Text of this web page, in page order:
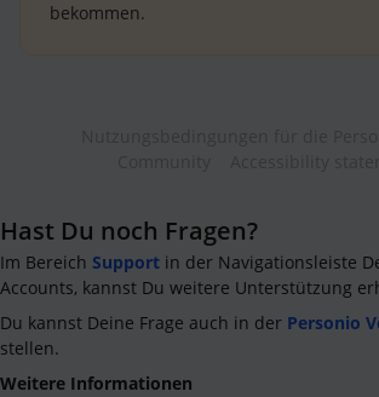
bekommen.
Hast Du noch Fragen?
Im Bereich Support in der Navigationsleiste
Accounts, kannst Du weitere Unterstützung
Du kannst Deine Frage auch in der Personio
stellen.
Weitere Informationen